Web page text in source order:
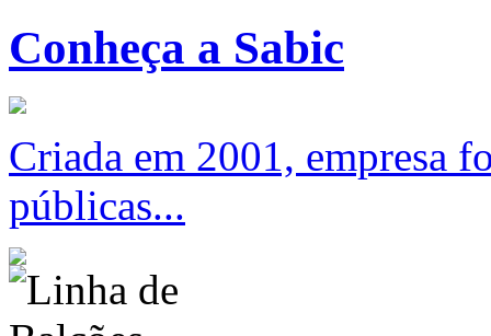
Conheça a Sabic
Criada em 2001, empresa
públicas...